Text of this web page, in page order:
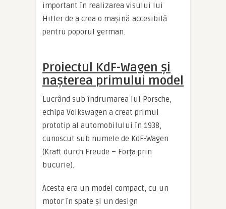
important în realizarea visului lui
Hitler de a crea o mașină accesibilă
pentru poporul german.
Proiectul KdF-Wagen și
nașterea primului model
Lucrând sub îndrumarea lui Porsche,
echipa Volkswagen a creat primul
prototip al automobilului în 1938,
cunoscut sub numele de KdF-Wagen
(Kraft durch Freude – Forța prin
bucurie).
Acesta era un model compact, cu un
motor în spate și un design